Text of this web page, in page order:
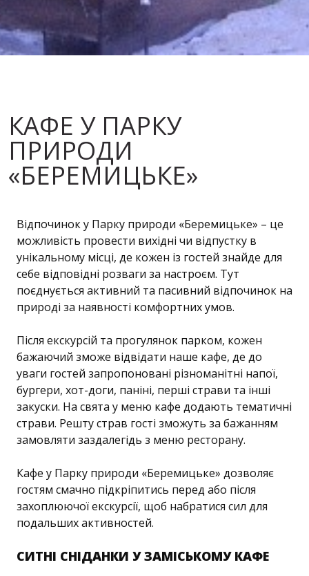
КАФЕ У ПАРКУ
ПРИРОДИ
«БЕРЕМИЦЬКЕ»
Відпочинок у Парку природи «Беремицьке» – це
можливість провести вихідні чи відпустку в
унікальному місці, де кожен із гостей знайде для
себе відповідні розваги за настроєм. Тут
поєднується активний та пасивний відпочинок на
природі за наявності комфортних умов.
Після екскурсій та прогулянок парком, кожен
бажаючий зможе відвідати наше кафе, де до
уваги гостей запропоновані різноманітні напої,
бургери, хот-доги, паніні, перші страви та інші
закуски. На свята у меню кафе додають тематичні
страви. Решту страв гості зможуть за бажанням
замовляти заздалегідь з меню ресторану.
Кафе у Парку природи «Беремицьке» дозволяє
гостям смачно підкріпитись перед або після
захоплюючої екскурсії, щоб набратися сил для
подальших активностей.
СИТНІ СНІДАНКИ У ЗАМІСЬКОМУ КАФЕ